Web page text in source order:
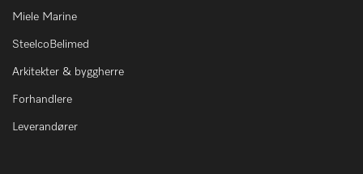
Miele Marine
SteelcoBelimed
Arkitekter & byggherre
Forhandlere
Leverandører